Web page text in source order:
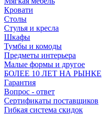
Кровати
Столы
Стулья и кресла
Шкафы
Тумбы и комоды
Предметы интерьера
Малые формы и другое
БОЛЕЕ 10 ЛЕТ НА РЫНКЕ
Гарантия
Вопрос - ответ
Сертификаты поставщиков
Гибкая система скидок